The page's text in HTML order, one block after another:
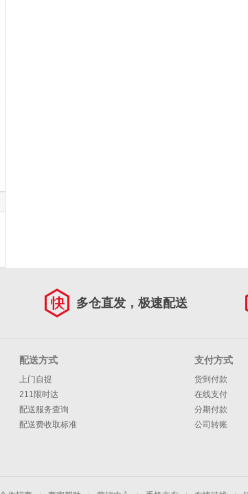
多仓直发，极速配送
配送方式
上门自提
211限时达
配送服务查询
配送费收取标准
支付方式
货到付款
在线支付
分期付款
公司转账